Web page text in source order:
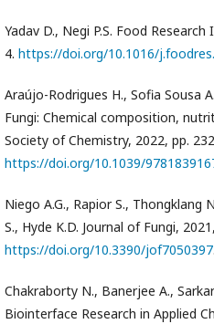
Yadav D., Negi P.S. Food
4. https://doi.org/10.1016/
Araújo-Rodrigues H., Sofia Sousa
Fungi: Chemical composition,
Society of Chemistry, 2022, pp.
https://doi.org/10.1039/
Niego A.G., Rapior S., Thongklang
S., Hyde K.D. Journal of Fungi,
https://doi.org/10.3390/jof7050397.
Chakraborty N., Banerjee A.,
Biointerface Research in Applied